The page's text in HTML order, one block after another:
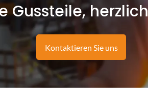
Gussteile,
Kontaktieren Sie uns